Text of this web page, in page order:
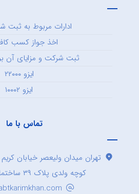
ادارات مربوط به ثبت
اخذ جواز کسب
ثبت شرکت و مزایای آن
ایزو ۲۲۰۰۰
ایزو ۱۰۰۰۲
تماس با ما
تهران میدان ولیعصر خیابان
کوچه ولدی پلاک ۳۹ ساختمان کریم خان